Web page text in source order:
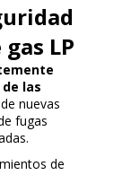
LP
las
nuevas
fugas
de